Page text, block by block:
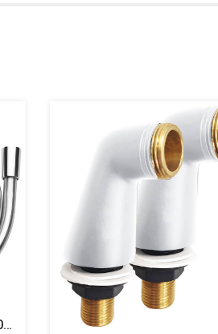
Flexible Siverflex 1/21/2 1,50m Tournant